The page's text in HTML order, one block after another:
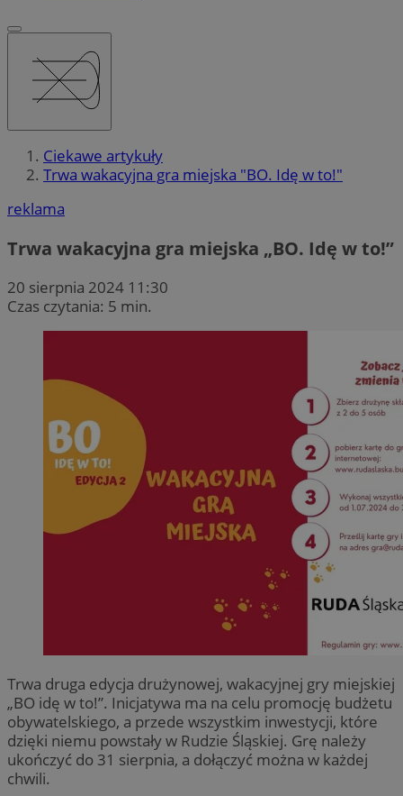
Ciekawe artykuły
Trwa wakacyjna gra miejska "BO. Idę w to!"
reklama
Trwa wakacyjna gra miejska „BO. Idę w to!”
20 sierpnia 2024 11:30
Czas czytania: 5 min.
Trwa druga edycja drużynowej, wakacyjnej gry miejskiej
„BO idę w to!”. Inicjatywa ma na celu promocję budżetu
obywatelskiego, a przede wszystkim inwestycji, które
dzięki niemu powstały w Rudzie Śląskiej. Grę należy
ukończyć do 31 sierpnia, a dołączyć można w każdej
chwili.